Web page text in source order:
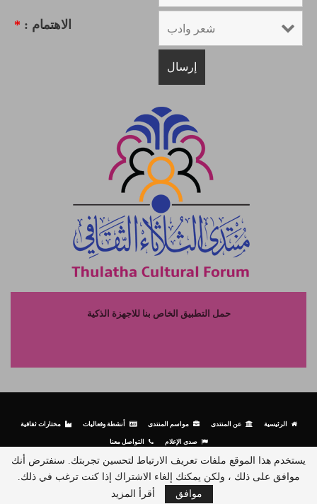
الاهتمام : *
حمل التطبيق الخاص بنا للاجهزة الذكية
الرئيسية عن المنتدى مواسم المنتدى أنشطة وفعاليات مختارات ثقافية
صدى الإعلام التواصل معنا
© جميع الحقوق محفوظة لمنتدى الثلاثاء الثقافي - 2026.
يستخدم هذا الموقع ملفات تعريف الارتباط لتحسين تجربتك. سنفترض أنك
موافق على ذلك ، ولكن يمكنك إلغاء الاشتراك إذا كنت ترغب في ذلك.
موافق
أقرأ المزيد